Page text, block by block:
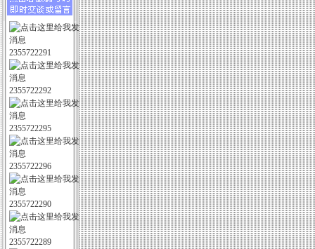
2355722291
2355722292
2355722295
2355722296
2355722290
2355722289